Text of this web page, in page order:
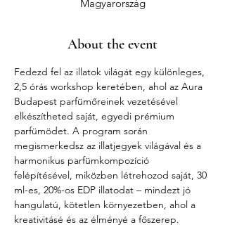
Magyarország
About the event
Fedezd fel az illatok világát egy különleges,
2,5 órás workshop keretében, ahol az Aura
Budapest parfümőreinek vezetésével
elkészítheted saját, egyedi prémium
parfümödet. A program során
megismerkedsz az illatjegyek világával és a
harmonikus parfümkompozíció
felépítésével, miközben létrehozod saját, 30
ml-es, 20%-os EDP illatodat – mindezt jó
hangulatú, kötetlen környezetben, ahol a
kreativitásé és az élményé a főszerep.